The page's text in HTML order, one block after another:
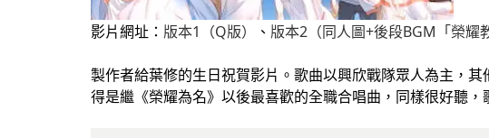
影片網址： 版本1（Q版） 、 版本2（同人圖+後段BGM「榮耀
製作者給葉修的生日祝賀影片。歌曲以興欣戰隊眾人為主，
得是繼《榮耀為名》以後最喜歡的全職合唱曲，同樣很好聽